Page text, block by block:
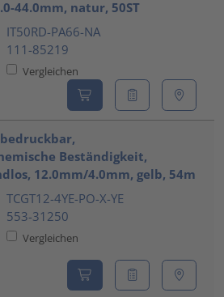
44.0mm, natur, 50ST
IT50RD-PA66-NA
111-85219
Vergleichen
Beständigkeit,
12.0mm/4.0mm, gelb, 54m
TCGT12-4YE-PO-X-YE
553-31250
Vergleichen